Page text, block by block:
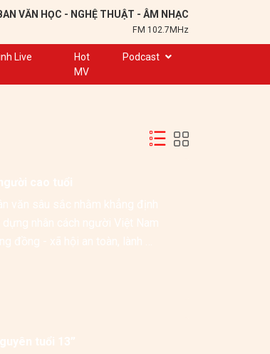
VĂN HỌC - NGHỆ THUẬT - ÂM NHẠC
FM 102.7MHz
Live
Hot
MV
Podcast
Trạm 102,7
Chuyện để kể
Đôi bạn văn chương
Hành trình sáng tạo
cao tuổi
văn sâu sắc nhằm khẳng định
nhân cách người Việt Nam
đồng - xã hội an toàn, lành
tuổi 13”